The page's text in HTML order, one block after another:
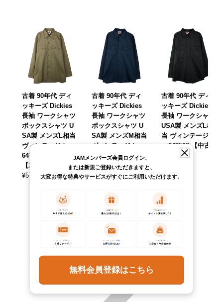
古着 90年代 ディ
ッキーズ Dickies
長袖 ワークシャツ
ボックスシャツ U
SA製 メンズL相当
ヴィンテージ /eaa
643498 【中古】
【260516】
¥5,390(税込)
古着 90年代 ディ
ッキーズ Dickies
長袖 ワークシャツ
ボックスシャツ U
SA製 メンズM相当
ヴィンテージ /eaa
643501 【中古】
【260516】
¥5,390(税込)
古着 90年代 ディ
ッキーズ Dickies
長袖 ワークシャツ
USA製 メンズL相
当 ヴィンテージ /e
aa643500 【中古】
【260516】
JAMメンバーズ会員ログイン、
または新規ご登録いただきますと、
大変お得な特典やサービスがすぐにご利用いただけます。
無料会員登録はこちら